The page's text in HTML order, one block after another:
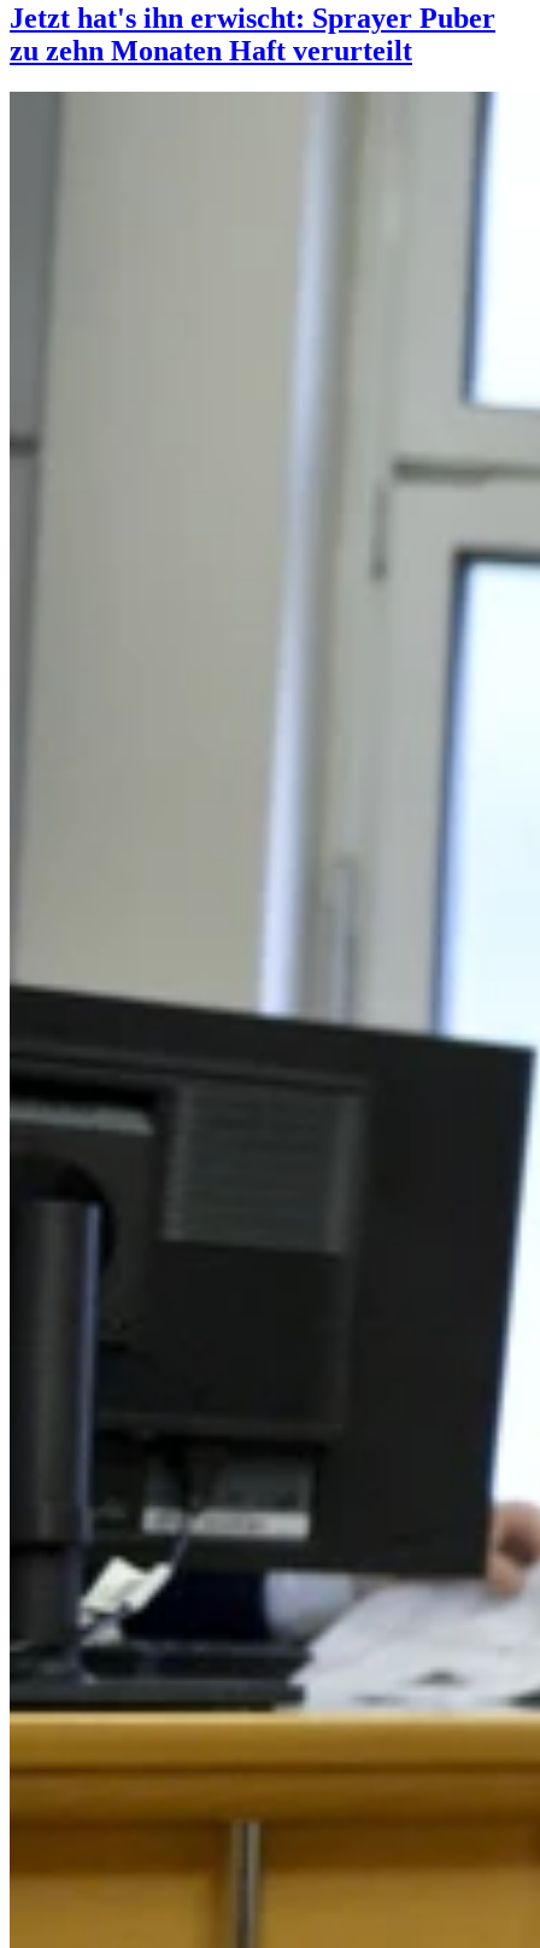
Jetzt hat's ihn erwischt: Sprayer Puber
zu zehn Monaten Haft verurteilt